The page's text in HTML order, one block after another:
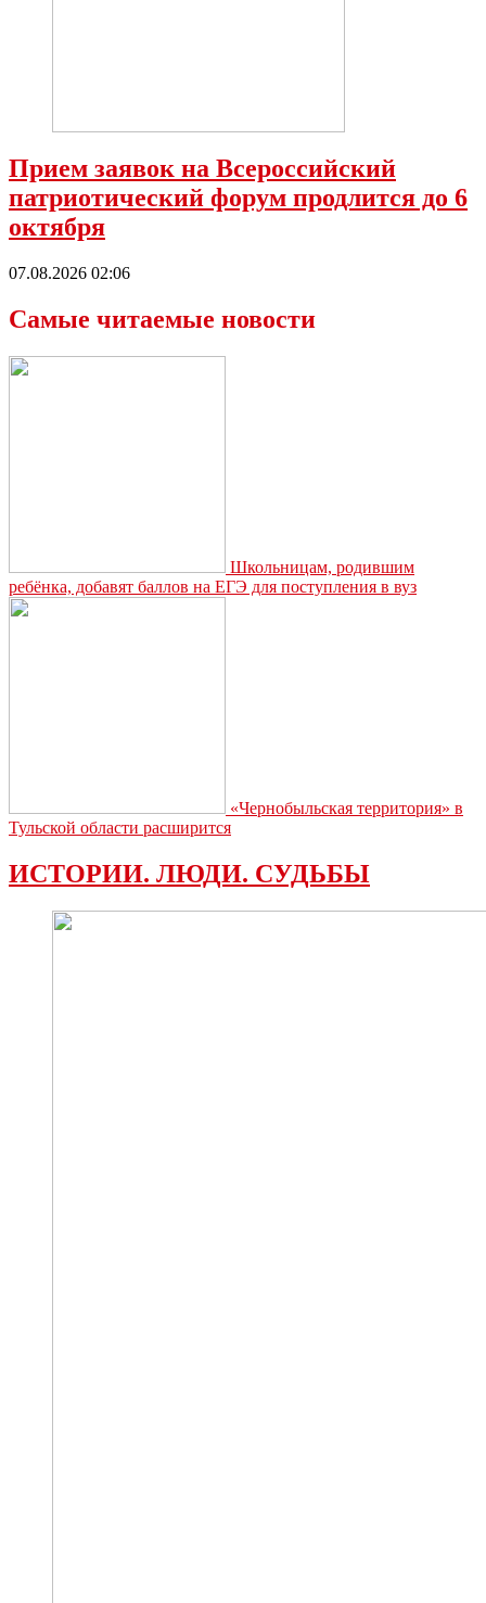
Прием заявок на Всероссийский
патриотический форум продлится до 6
октября
07.08.2026 02:06
Самые читаемые новости
Школьницам, родившим
ребёнка, добавят баллов на ЕГЭ для поступления в вуз
«Чернобыльская территория» в
Тульской области расширится
ИСТОРИИ. ЛЮДИ. СУДЬБЫ